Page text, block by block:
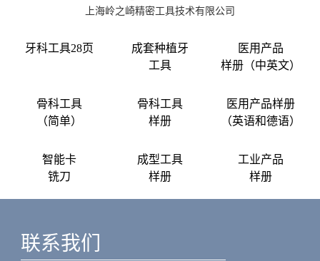
上海岭之崎精密工具技术有限公司
牙科工具28页
成套种植牙
工具
医用产品
样册（中英文）
骨科工具
（简单）
骨科工具
样册
医用产品样册
（英语和德语）
智能卡
铣刀
成型工具
样册
工业产品
样册
联系我们